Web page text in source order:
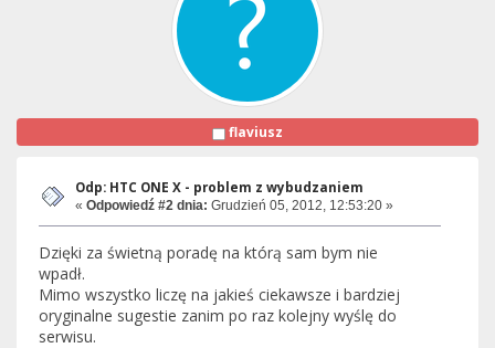
flaviusz
Odp: HTC ONE X - problem z wybudzaniem
« Odpowiedź #2 dnia: Grudzień 05, 2012, 12:53:20 »
Dzięki za świetną poradę na którą sam bym nie
wpadł.
Mimo wszystko liczę na jakieś ciekawsze i bardziej
oryginalne sugestie zanim po raz kolejny wyślę do
serwisu.